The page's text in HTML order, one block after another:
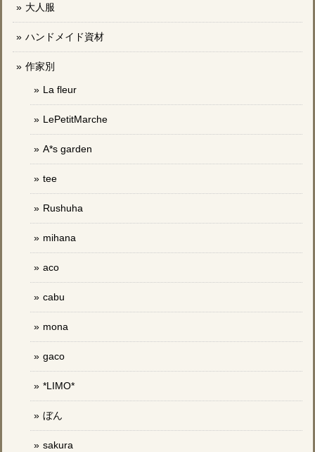
大人服
ハンドメイド資材
作家別
La fleur
LePetitMarche
A*s garden
tee
Rushuha
mihana
aco
cabu
mona
gaco
*LIMO*
ぼん
sakura